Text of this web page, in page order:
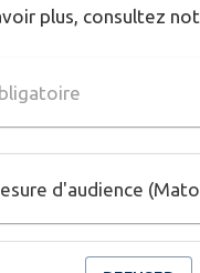
https://
https://
https://
plus, consultez
d'audience